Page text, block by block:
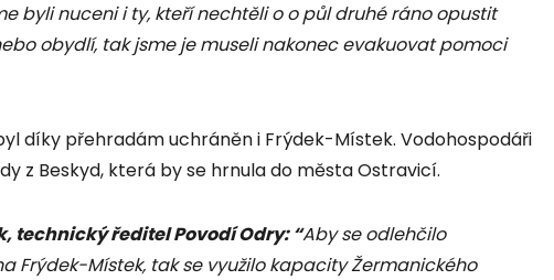
byli nuceni i ty, kteří nechtěli o o půl druhé ráno opustit
obydlí, tak jsme je museli nakonec evakuovat pomoci
díky přehradám uchráněn i Frýdek-Místek. Vodohospodáři
z Beskyd, která by se hrnula do města Ostravicí.
technický ředitel Povodí Odry: “Aby se odlehčilo
Frýdek-Místek, tak se využilo kapacity Žermanického